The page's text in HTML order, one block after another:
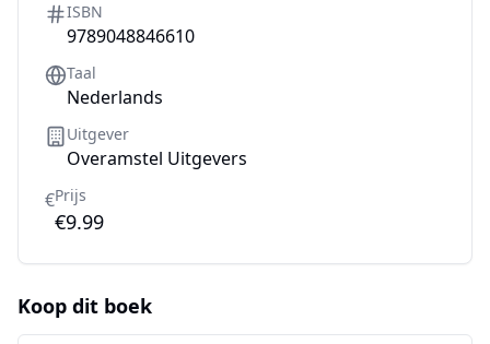
ISBN
9789048846610
Taal
Nederlands
Uitgever
Overamstel Uitgevers
€Prijs
€9.99
Koop dit boek